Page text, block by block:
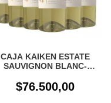
CAJA KAIKEN ESTATE
SAUVIGNON BLANC-
$76.500,00